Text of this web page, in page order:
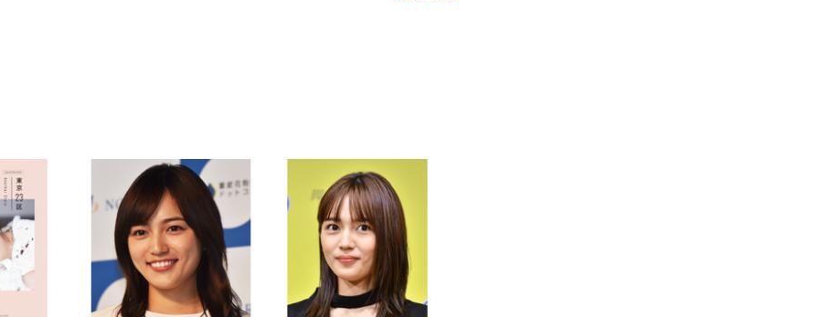
Sezlife オフィスチェア デスク
チェア 疲れない テレワーク
チェア 強化バックレスト 30
度ロッキング機能 人間工学 椅
子 腰サポート 90度跳ね上げ
式アームレスト 3Dヘッドレス
ト ハンガー付き 高反発クッシ
ョン PCチェア 通気性メッシ
ュ ゲーミング/勉強/事務用 お
しゃれ パソコンチェア (ブラ
￥7,680
Sezlife オフィスチェア デスク
チェア 疲れない テレワーク
チェア 強化バックレスト 30度
ロッキング機能 人間工学 椅子
腰サポート 90度跳ね上げ式ア
ームレスト 3Dヘッドレスト
ハンガー付き 高反発クッショ
ン PCチェア 通気性メッシュ
ゲーミング/勉強/事務用 おし
ゃれ パソコンチェア (ホワイ
ト)
￥7,680
ANDWINT オフィスチェ
ア デスクチェア 肘なし メ
ッシュ 通気性 ランバーサ
ポート付き 腰サポート ガ
ス圧無段階昇降 360度回
転 キャスター付き コンパ
クト 幅52×奥行58.5×高さ
84～96cm テレワーク 在
宅勤務 ブラック
￥4,139
【純正品】27"ゲーミングモ
ニター DualSense 充電フッ
ク付き（CFI-ZDM1J）
￥49,979
【整備済み品】Dell
E2724HS 27インチ 液晶モ
ニター フル
HD（1920×1080）VA 非光
沢 HDMI/DisplayPort/VGA
スピーカー内蔵 高さ調整 ス
イベル VESA対応
ComfortView ビジネス向け
￥15,800
【MiniLED/24.5inch/280Hz/FHD】
GRAPHT THE SHOOTER
Gaming Monitor 24” Essential ゲ
ーミングモニター QD 24.5インチ
1ms FHD 量子ドット 残像低減 (3
年保証 | 輝点保証 | 日本メーカー)
￥34,980
ネオ・ルーライフ ネオ・オム
ツ L 中型犬用 26枚入り 単品
￥1,800
Smart Basic(スマートベーシ
ック) 【Amazon.co.jp限定】
Smart Basic アイリスオーヤマ
ペットシーツ 超厚型 お徳用
ワイド 100枚入 (x 1) (ケース
販売)
￥3,670
シーツ 超厚型 お徳用 レギ
ュラー 200枚入
【Amazon.co.jp限定】
￥3,731